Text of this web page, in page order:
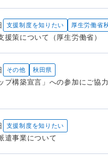
支援制度を知りたい 厚生労働省
援策について（厚生労働省）
その他 秋田県
プ構築宣言」への参加にご協
支援制度を知りたい
遣事業について